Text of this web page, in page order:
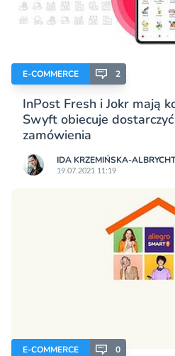
E-COMMERCE 2
InPost Fresh i Jokr mają
Swyft obiecuje
zamówienia
IDA KRZEMIŃSKA-ALBRYCHT
19.07.2021 11:19
E-COMMERCE 0